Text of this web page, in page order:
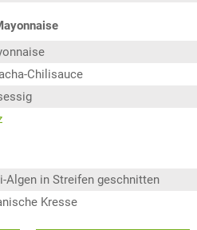
Chilisauce
Algen in Streifen geschnitten
Kresse